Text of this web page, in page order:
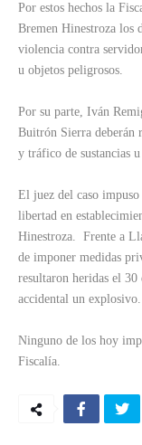
Por estos hechos la
Bremen Hinestroza los
violencia contra
u objetos peligrosos.
Por su parte, Iván
Buitrón Sierra deberán
y tráfico de sustancias
El juez del caso
libertad en
Hinestroza. Frente a
de imponer medidas
resultaron heridas el 30
accidental un explosivo.
Ninguno de los hoy
Fiscalía.